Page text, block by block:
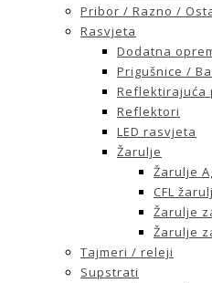
Pribor / Razno /
Rasvjeta
Dodatna
Prigušnice /
Reflektirajuća
Reflektori
LED rasvjeta
Žarulje
Žarulje
CFL
Žarulje
Žarulje
Tajmeri / releji
Supstrati